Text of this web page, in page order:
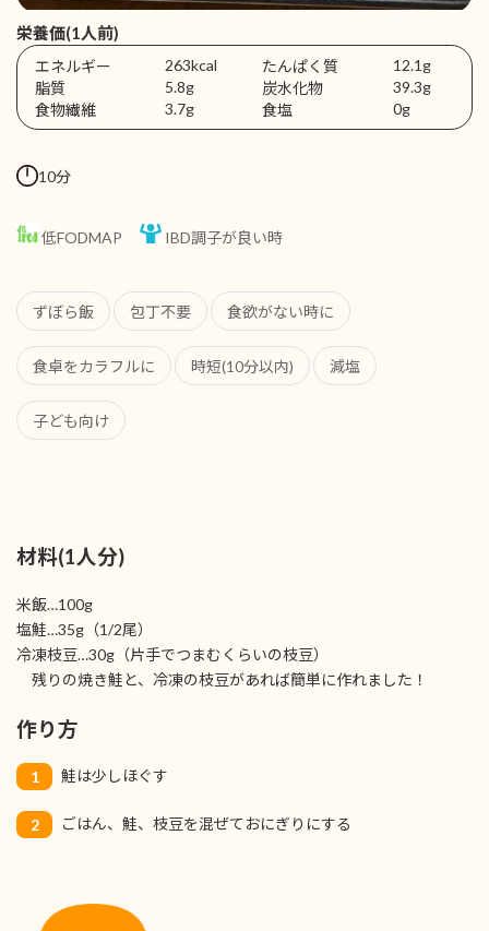
栄養価(1人前)
エネルギー 263kcal たんぱく質
12.1g
脂質
5.8g 炭水化物
39.3g
食物繊維
3.7g 食塩 0g
10分
低FODMAP IBD調子が良い時
ずぼら飯 包丁不要 食欲がない時に
食卓をカラフルに 時短(10分以内) 減塩
子ども向け
材料(1人分)
米飯…100g
塩鮭…35g（1/2尾）
冷凍枝豆…30g（片手でつまむくらいの枝豆）
残りの焼き鮭と、冷凍の枝豆があれば簡単に作れました！
作り方
1 鮭は少しほぐす
2 ごはん、鮭、枝豆を混ぜておにぎりにする